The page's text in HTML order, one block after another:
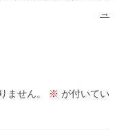
→
ません。 ※ が付いてい